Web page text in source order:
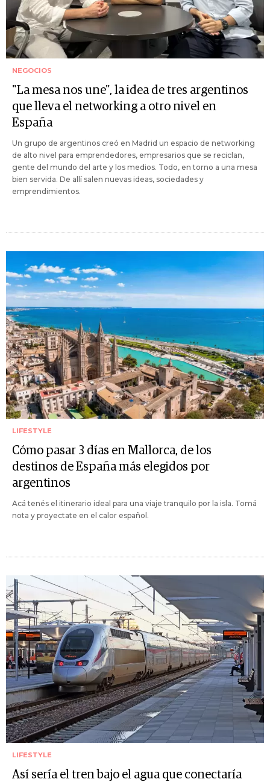
NEGOCIOS
"La mesa nos une", la idea de tres argentinos
que lleva el networking a otro nivel en
España
Un grupo de argentinos creó en Madrid un espacio de networking
de alto nivel para emprendedores, empresarios que se reciclan,
gente del mundo del arte y los medios. Todo, en torno a una mesa
bien servida. De allí salen nuevas ideas, sociedades y
emprendimientos.
LIFESTYLE
Cómo pasar 3 días en Mallorca, de los
destinos de España más elegidos por
argentinos
Acá tenés el itinerario ideal para una viaje tranquilo por la isla. Tomá
nota y proyectate en el calor español.
LIFESTYLE
Así sería el tren bajo el agua que conectaría